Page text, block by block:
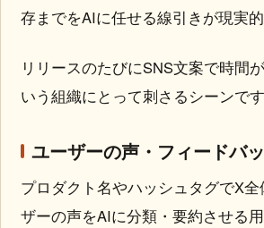
存までをAIに任せる線引きが現実的
リリースのたびにSNS文案で時間
いう組織にとって刺さるシーンです
ユーザーの声・フィードバ
プロダクト名やハッシュタグでX
ザーの声をAIに分類・要約させる用